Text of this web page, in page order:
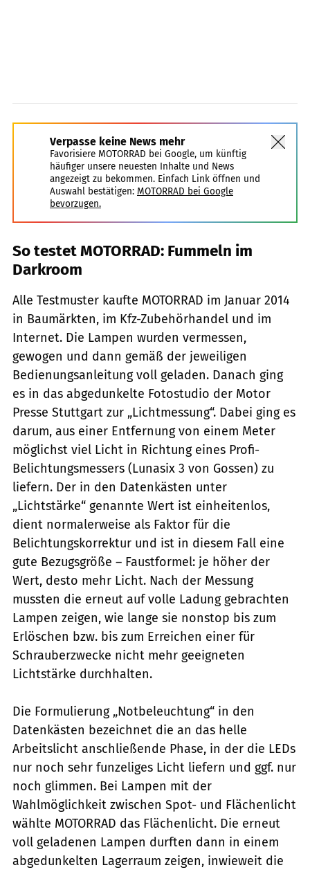
Verpasse keine News mehr
Favorisiere MOTORRAD bei Google, um künftig
häufiger unsere neuesten Inhalte und News
angezeigt zu bekommen. Einfach Link öffnen und
Auswahl bestätigen: MOTORRAD bei Google
bevorzugen.
So testet MOTORRAD: Fummeln im
Darkroom
Alle Testmuster kaufte MOTORRAD im Januar 2014
in Baumärkten, im Kfz-Zubehörhandel und im
Internet. Die Lampen wurden vermessen,
gewogen und dann gemäß der jeweiligen
Bedienungsanleitung voll geladen. Danach ging
es in das abgedunkelte Fotostudio der Motor
Presse Stuttgart zur „Lichtmessung“. Dabei ging es
darum, aus einer Entfernung von einem Meter
möglichst viel Licht in Richtung eines Profi-
Belichtungsmessers (Lunasix 3 von Gossen) zu
liefern. Der in den Datenkästen unter
„Lichtstärke“ genannte Wert ist einheitenlos,
dient normalerweise als Faktor für die
Belichtungskorrektur und ist in diesem Fall eine
gute Bezugsgröße – Faustformel: je höher der
Wert, desto mehr Licht. Nach der Messung
mussten die erneut auf volle Ladung gebrachten
Lampen zeigen, wie lange sie nonstop bis zum
Erlöschen bzw. bis zum Erreichen einer für
Schrauberzwecke nicht mehr geeigneten
Lichtstärke durchhalten.
Die Formulierung „Notbeleuchtung“ in den
Datenkästen bezeichnet die an das helle
Arbeitslicht anschließende Phase, in der die LEDs
nur noch sehr funzeliges Licht liefern und ggf. nur
noch glimmen. Bei Lampen mit der
Wahlmöglichkeit zwischen Spot- und Flächenlicht
wählte MOTORRAD das Flächenlicht. Die erneut
voll geladenen Lampen durften dann in einem
abgedunkelten Lagerraum zeigen, inwieweit die